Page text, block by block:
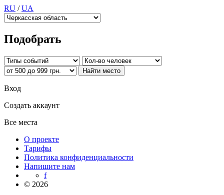
RU /UA
Подобрать
Вход
Создать аккаунт
Все места
О проекте
Тарифы
Политика конфиденциальности
Напишите нам
f
© 2026